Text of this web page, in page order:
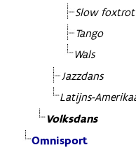
Slow foxtrot
Tango
Wals
Jazzdans
Latijns-
Volksdans
Omnisport